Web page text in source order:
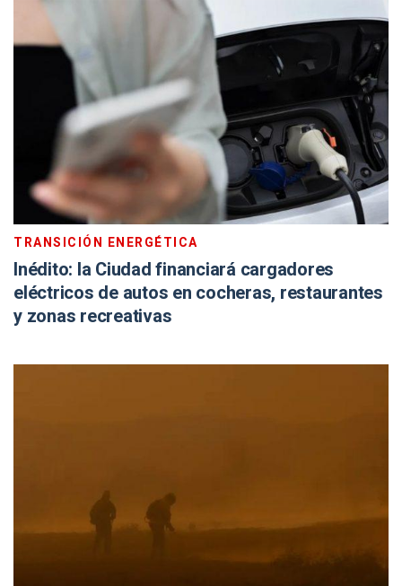
TRANSICIÓN ENERGÉTICA
Inédito: la Ciudad financiará cargadores
eléctricos de autos en cocheras, restaurantes
y zonas recreativas